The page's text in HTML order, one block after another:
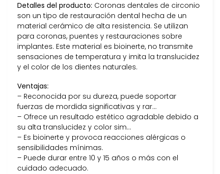
Detalles del producto: Coronas dentales de circonio
son un tipo de restauración dental hecha de un
material cerámico de alta resistencia. Se utilizan
para coronas, puentes y restauraciones sobre
implantes. Este material es bioinerte, no transmite
sensaciones de temperatura y imita la translucidez
y el color de los dientes naturales.
Ventajas:
– Reconocida por su dureza, puede soportar
fuerzas de mordida significativas y rar…
– Ofrece un resultado estético agradable debido a
su alta translucidez y color sim…
– Es bioinerte y provoca reacciones alérgicas o
sensibilidades mínimas.
– Puede durar entre 10 y 15 años o más con el
cuidado adecuado.